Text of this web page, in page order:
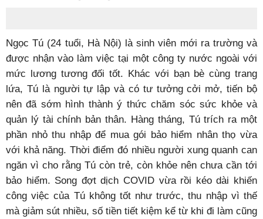
Ngọc Tú (24 tuổi, Hà Nội) là sinh viên mới ra trường và
được nhận vào làm việc tại một công ty nước ngoài với
mức lương tương đối tốt. Khác với bạn bè cùng trang
lứa, Tú là người tự lập và có tư tưởng cởi mở, tiến bộ
nên đã sớm hình thành ý thức chăm sóc sức khỏe và
quản lý tài chính bản thân. Hàng tháng, Tú trích ra một
phần nhỏ thu nhập để mua gói bảo hiểm nhân thọ vừa
với khả năng. Thời điểm đó nhiều người xung quanh can
ngăn vì cho rằng Tú còn trẻ, còn khỏe nên chưa cần tới
bảo hiểm. Song đợt dịch COVID vừa rồi kéo dài khiến
công việc của Tú không tốt như trước, thu nhập vì thế
mà giảm sút nhiều, số tiền tiết kiệm kể từ khi đi làm cũng